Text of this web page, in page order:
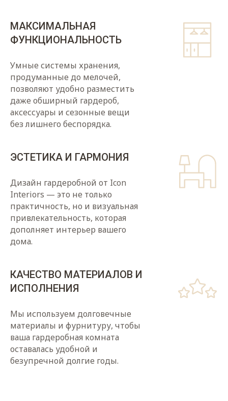
МАКСИМАЛЬНАЯ
ФУНКЦИОНАЛЬНОСТЬ
Умные системы хранения,
продуманные до мелочей,
позволяют удобно разместить
даже обширный гардероб,
аксессуары и сезонные вещи
без лишнего беспорядка.
ЭСТЕТИКА И ГАРМОНИЯ
Дизайн гардеробной от Icon
Interiors — это не только
практичность, но и визуальная
привлекательность, которая
дополняет интерьер вашего
дома.
КАЧЕСТВО МАТЕРИАЛОВ И
ИСПОЛНЕНИЯ
Мы используем долговечные
материалы и фурнитуру, чтобы
ваша гардеробная комната
оставалась удобной и
безупречной долгие годы.